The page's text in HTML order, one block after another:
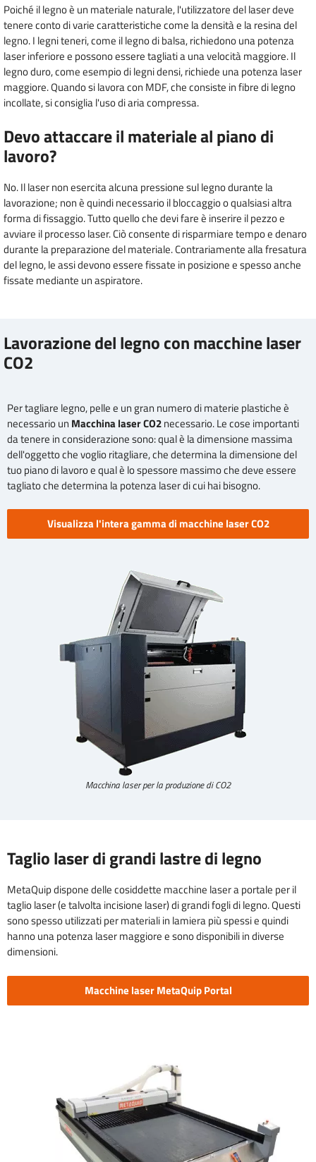
Poiché il legno è un materiale naturale, l'utilizzatore del laser deve
tenere conto di varie caratteristiche come la densità e la resina del
legno. I legni teneri, come il legno di balsa, richiedono una potenza
laser inferiore e possono essere tagliati a una velocità maggiore. Il
legno duro, come esempio di legni densi, richiede una potenza laser
maggiore. Quando si lavora con MDF, che consiste in fibre di legno
incollate, si consiglia l'uso di aria compressa.
Devo attaccare il materiale al piano di
lavoro?
No. Il laser non esercita alcuna pressione sul legno durante la
lavorazione; non è quindi necessario il bloccaggio o qualsiasi altra
forma di fissaggio. Tutto quello che devi fare è inserire il pezzo e
avviare il processo laser. Ciò consente di risparmiare tempo e denaro
durante la preparazione del materiale. Contrariamente alla fresatura
del legno, le assi devono essere fissate in posizione e spesso anche
fissate mediante un aspiratore.
Lavorazione del legno con macchine laser
CO2
Per tagliare legno, pelle e un gran numero di materie plastiche è
necessario un Macchina laser CO2necessario. Le cose importanti
da tenere in considerazione sono: qual è la dimensione massima
dell'oggetto che voglio ritagliare, che determina la dimensione del
tuo piano di lavoro e qual è lo spessore massimo che deve essere
tagliato che determina la potenza laser di cui hai bisogno.
Visualizza l'intera gamma di macchine laser CO2
Macchina laser per la produzione di CO2
Taglio laser di grandi lastre di legno
MetaQuip dispone delle cosiddette macchine laser a portale per il
taglio laser (e talvolta incisione laser) di grandi fogli di legno. Questi
sono spesso utilizzati per materiali in lamiera più spessi e quindi
hanno una potenza laser maggiore e sono disponibili in diverse
dimensioni.
Macchine laser MetaQuip Portal